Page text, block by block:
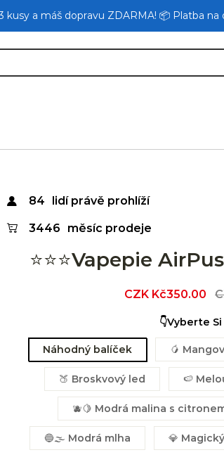
kusy a máš dopravu ZDARMA! 📦 Platba na
84 lidí právě prohlíží
3446 měsíc prodeje
⭐⭐⭐Vapepie
Sale
CZK Kč350.00
👇Vyberte
Náhodný balíček 🥭
🍑 Broskvový led 🍉
🫐🍋 Modrá malina s
🔵🌫 Modrá mlha 💎